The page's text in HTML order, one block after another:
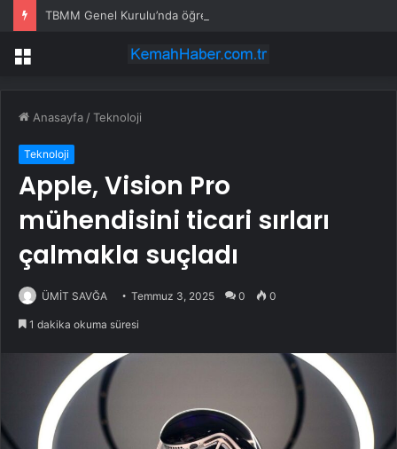
Menü
Anasayfa /Teknoloji
Teknoloji
Apple, Vision Pro
mühendisini ticari sırları
çalmakla suçladı
ÜMİT SAVĞA Temmuz 3, 2025 0 0
1 dakika okuma süresi